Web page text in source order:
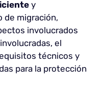
y
de migración,
involucrados
el
técnicos y
para la protección